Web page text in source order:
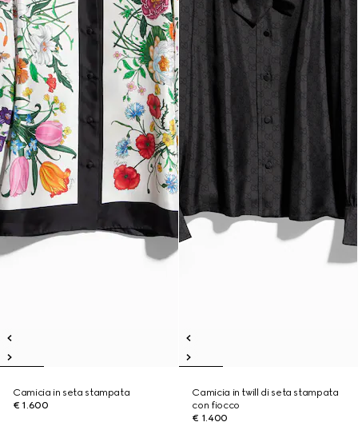
Camicia in seta stampata
€ 1.600
Camicia in twill di seta stampata
con fiocco
€ 1.400